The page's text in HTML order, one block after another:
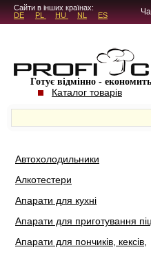
5.4.45Сайти в інших країнах:
DE
PL HU NL ES
Готує відмінно -
Каталог товарів
Автохолодильники
Алкотестери
Апарати для кухні
Апарати для приготування
Апарати для пончиків, кексів,